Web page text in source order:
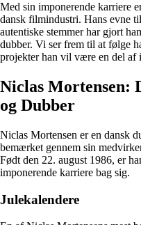
Med sin imponerende karriere
dansk filmindustri. Hans evne
autentiske stemmer har gjort
dubber. Vi ser frem til at følge
projekter han vil være en del af
Niclas Mortensen:
og Dubber
Niclas Mortensen er en dansk
bemærket gennem sin
Født den 22. august 1986, er
imponerende karriere bag sig.
Julekalendere